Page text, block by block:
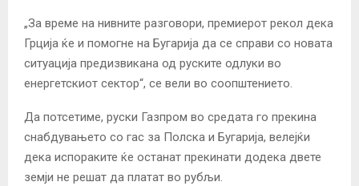
„За време на нивните разговори, премиерот рекол дека
Грција ќе и помогне на Бугарија да се справи со новата
ситуација предизвикана од руските одлуки во
енергетскиот сектор“, се вели во соопштението.
Да потсетиме, руски Газпром во средата го прекина
снабдувањето со гас за Полска и Бугарија, велејќи
дека испораките ќе останат прекинати додека двете
земји не решат да платат во рубљи.